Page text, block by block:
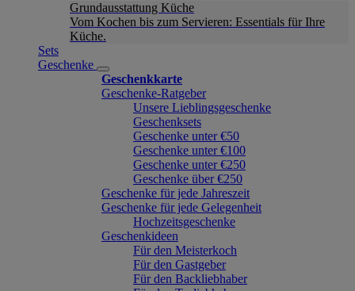
Grundausstattung Küche
Vom Kochen bis zum Servieren: Essentials für Ihre
Küche.
Sets
Geschenke
Geschenkkarte
Geschenke-Ratgeber
Unsere Lieblingsgeschenke
Geschenksets
Geschenke unter €50
Geschenke unter €100
Geschenke unter €250
Geschenke über €250
Geschenke für jede Jahreszeit
Geschenke für jede Gelegenheit
Hochzeitsgeschenke
Geschenkideen
Für den Meisterkoch
Für den Gastgeber
Für den Backliebhaber